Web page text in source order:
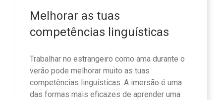
Melhorar as tuas
competências linguísticas
Trabalhar no estrangeiro como ama durante o
verão pode melhorar muito as tuas
competências linguísticas. A imersão é uma
das formas mais eficazes de aprender uma